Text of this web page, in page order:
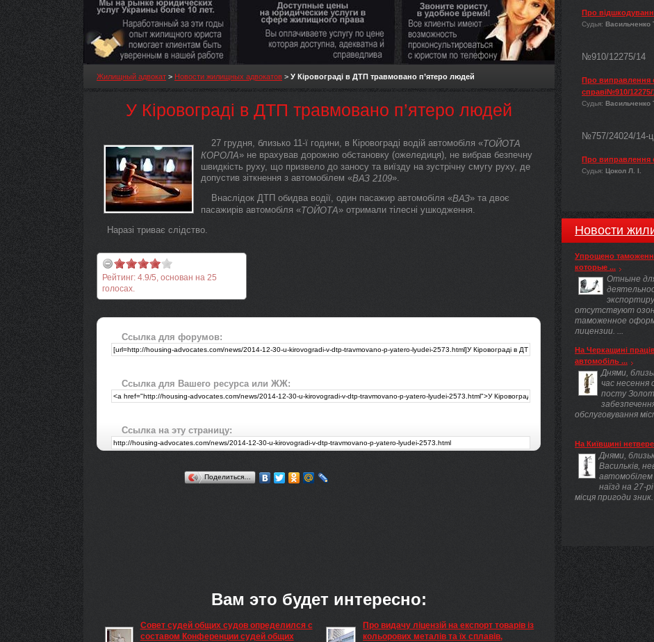
Жилищный адвокат > Новости жилищных адвокатов > У Кіровограді в ДТП травмовано п’ятеро людей
У Кіровограді в ДТП травмовано п’ятеро людей
27 грудня, близько 11-ї години, в Кіровограді водій автомобіля «ТОЙОТА
КОРОЛА» не врахував дорожню обстановку (ожеледиця), не вибрав безпечну
швидкість руху, що призвело до заносу та виїзду на зустрічну смугу руху, де
допустив зіткнення з автомобілем «ВАЗ 2109».
Внаслідок ДТП обидва водії, один пасажир автомобіля «ВАЗ» та двоє
пасажирів автомобіля «ТОЙОТА» отримали тілесні ушкодження.
Наразі триває слідство.
Рейтинг: 4.9/5, основан на 25
голосах.
Ссылка для форумов:
Ссылка для Вашего ресурса или ЖЖ:
Ссылка на эту страницу:
Поделиться…
Вам это будет интересно:
Совет судей общих судов определился с
составом Конференции судей общих
Про видачу ліцензій на експорт товарів із
кольорових металів та їх сплавів,
Про
Судья: Васильченко
№910/12275/14
Про виправлення
справі№910/
Судья: Васильченко
№757/24024/14-ц
Про виправлення
Судья: Цокол Л. І.
Новости
Упрощено
которые ...
Отныне
отсутствуют
таможенное
лицензии. ...
На Черкащині
автомобіль ...
Днями,
час несення
посту
обслуговування
На Київщині
Днями,
Васильків,
наїзд на 27-
місця пригоди